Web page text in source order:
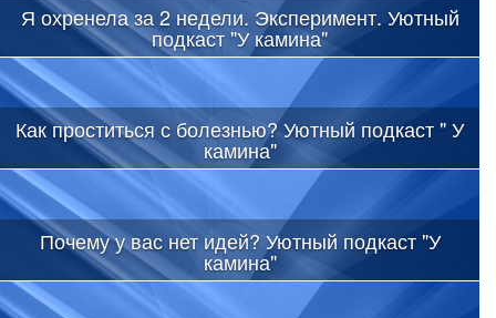
Я охренела за 2 недели. Эксперимент. Уютный
подкаст "У камина"
Как проститься с болезнью? Уютный подкаст " У
камина"
Почему у вас нет идей? Уютный подкаст "У
камина"